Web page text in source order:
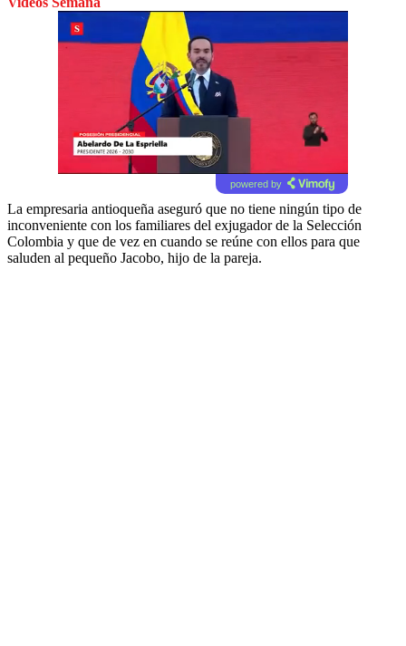
powered by
La empresaria antioqueña aseguró que no tiene ningún tipo de
inconveniente con los familiares del exjugador de la Selección
Colombia y que de vez en cuando se reúne con ellos para que
saluden al pequeño Jacobo, hijo de la pareja.